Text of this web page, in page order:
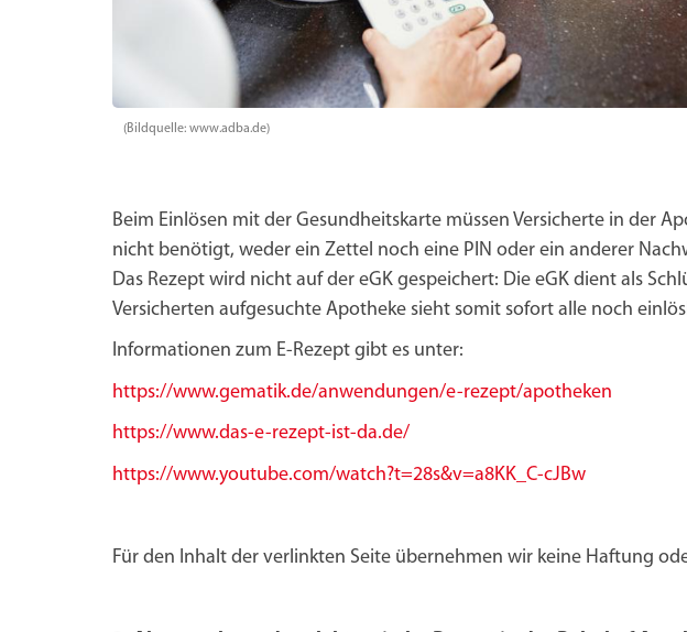
(Bildquelle: www.adba.de)
Beim Einlösen mit der Gesundheitskarte müssen Versicherte in der
nicht benötigt, weder ein Zettel noch eine PIN oder ein anderer
Das Rezept wird nicht auf der eGK gespeichert: Die eGK dient als
Versicherten aufgesuchte Apotheke sieht somit sofort alle noch
Informationen zum E-Rezept gibt es unter:
https://www.gematik.de/anwendungen/e-rezept/apotheken
https://www.das-e-rezept-ist-da.de/
https://www.youtube.com/watch?t=28s&v=a8KK_C-cJBw
Für den Inhalt der verlinkten Seite übernehmen wir keine Haftung